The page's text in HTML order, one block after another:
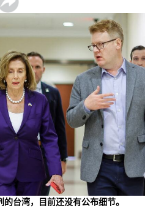
台湾，目前还没有公布细节。